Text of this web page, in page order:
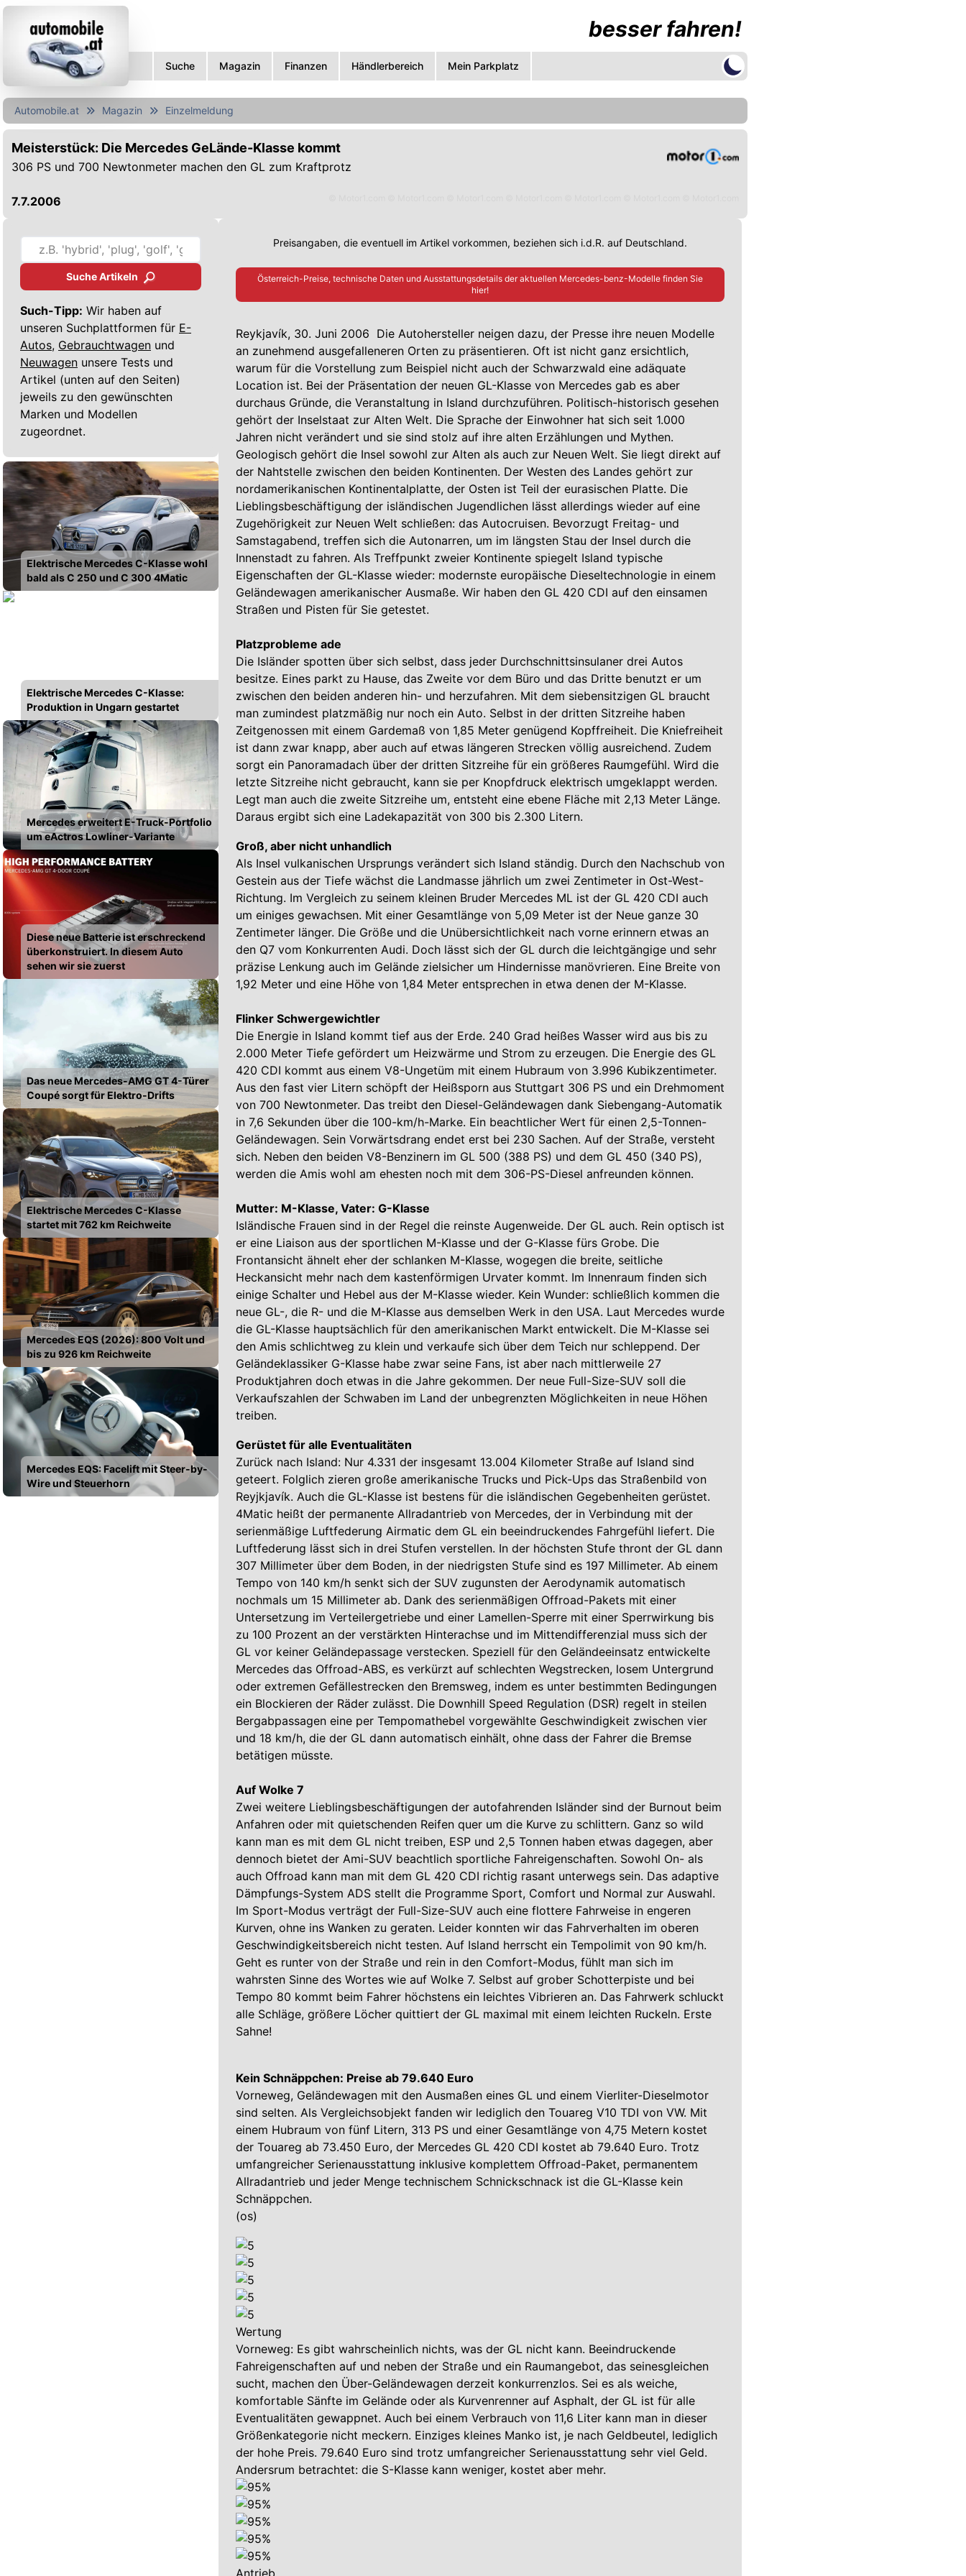
besser fahren!
Suche Magazin Finanzen Händlerbereich Mein Parkplatz
Automobile.at Magazin Einzelmeldung
Meisterstück: Die Mercedes GeLände-Klasse kommt
306 PS und 700 Newtonmeter machen den GL zum Kraftprotz
7.7.2006
Suche Artikeln
Such-Tipp: Wir haben auf
unseren Suchplattformen für E-
Autos, Gebrauchtwagen und
Neuwagen unsere Tests und
Artikel (unten auf den Seiten)
jeweils zu den gewünschten
Marken und Modellen
zugeordnet.
Elektrische Mercedes C-Klasse wohl
bald als C 250 und C 300 4Matic
Elektrische Mercedes C-Klasse:
Produktion in Ungarn gestartet
Mercedes erweitert E-Truck-Portfolio
um eActros Lowliner-Variante
Diese neue Batterie ist erschreckend
überkonstruiert. In diesem Auto
sehen wir sie zuerst
Das neue Mercedes-AMG GT 4-Türer
Coupé sorgt für Elektro-Drifts
Elektrische Mercedes C-Klasse
startet mit 762 km Reichweite
Mercedes EQS (2026): 800 Volt und
bis zu 926 km Reichweite
Mercedes EQS: Facelift mit Steer-by-
Wire und Steuerhorn
Preisangaben, die eventuell im Artikel vorkommen, beziehen sich i.d.R. auf Deutschland.
Österreich-Preise, technische Daten und Ausstattungsdetails der aktuellen Mercedes-benz-Modelle finden Sie
hier!
Reykjavík, 30. Juni 2006  Die Autohersteller neigen dazu, der Presse ihre neuen Modelle
an zunehmend ausgefalleneren Orten zu präsentieren. Oft ist nicht ganz ersichtlich,
warum für die Vorstellung zum Beispiel nicht auch der Schwarzwald eine adäquate
Location ist. Bei der Präsentation der neuen GL-Klasse von Mercedes gab es aber
durchaus Gründe, die Veranstaltung in Island durchzuführen. Politisch-historisch gesehen
gehört der Inselstaat zur Alten Welt. Die Sprache der Einwohner hat sich seit 1.000
Jahren nicht verändert und sie sind stolz auf ihre alten Erzählungen und Mythen.
Geologisch gehört die Insel sowohl zur Alten als auch zur Neuen Welt. Sie liegt direkt auf
der Nahtstelle zwischen den beiden Kontinenten. Der Westen des Landes gehört zur
nordamerikanischen Kontinentalplatte, der Osten ist Teil der eurasischen Platte. Die
Lieblingsbeschäftigung der isländischen Jugendlichen lässt allerdings wieder auf eine
Zugehörigkeit zur Neuen Welt schließen: das Autocruisen. Bevorzugt Freitag- und
Samstagabend, treffen sich die Autonarren, um im längsten Stau der Insel durch die
Innenstadt zu fahren. Als Treffpunkt zweier Kontinente spiegelt Island typische
Eigenschaften der GL-Klasse wieder: modernste europäische Dieseltechnologie in einem
Geländewagen amerikanischer Ausmaße. Wir haben den GL 420 CDI auf den einsamen
Straßen und Pisten für Sie getestet.
Platzprobleme ade
Die Isländer spotten über sich selbst, dass jeder Durchschnittsinsulaner drei Autos
besitze. Eines parkt zu Hause, das Zweite vor dem Büro und das Dritte benutzt er um
zwischen den beiden anderen hin- und herzufahren. Mit dem siebensitzigen GL braucht
man zumindest platzmäßig nur noch ein Auto. Selbst in der dritten Sitzreihe haben
Zeitgenossen mit einem Gardemaß von 1,85 Meter genügend Kopffreiheit. Die Kniefreiheit
ist dann zwar knapp, aber auch auf etwas längeren Strecken völlig ausreichend. Zudem
sorgt ein Panoramadach über der dritten Sitzreihe für ein größeres Raumgefühl. Wird die
letzte Sitzreihe nicht gebraucht, kann sie per Knopfdruck elektrisch umgeklappt werden.
Legt man auch die zweite Sitzreihe um, entsteht eine ebene Fläche mit 2,13 Meter Länge.
Daraus ergibt sich eine Ladekapazität von 300 bis 2.300 Litern.
Groß, aber nicht unhandlich
Als Insel vulkanischen Ursprungs verändert sich Island ständig. Durch den Nachschub von
Gestein aus der Tiefe wächst die Landmasse jährlich um zwei Zentimeter in Ost-West-
Richtung. Im Vergleich zu seinem kleinen Bruder Mercedes ML ist der GL 420 CDI auch
um einiges gewachsen. Mit einer Gesamtlänge von 5,09 Meter ist der Neue ganze 30
Zentimeter länger. Die Größe und die Unübersichtlichkeit nach vorne erinnern etwas an
den Q7 vom Konkurrenten Audi. Doch lässt sich der GL durch die leichtgängige und sehr
präzise Lenkung auch im Gelände zielsicher um Hindernisse manövrieren. Eine Breite von
1,92 Meter und eine Höhe von 1,84 Meter entsprechen in etwa denen der M-Klasse.
Flinker Schwergewichtler
Die Energie in Island kommt tief aus der Erde. 240 Grad heißes Wasser wird aus bis zu
2.000 Meter Tiefe gefördert um Heizwärme und Strom zu erzeugen. Die Energie des GL
420 CDI kommt aus einem V8-Ungetüm mit einem Hubraum von 3.996 Kubikzentimeter.
Aus den fast vier Litern schöpft der Heißsporn aus Stuttgart 306 PS und ein Drehmoment
von 700 Newtonmeter. Das treibt den Diesel-Geländewagen dank Siebengang-Automatik
in 7,6 Sekunden über die 100-km/h-Marke. Ein beachtlicher Wert für einen 2,5-Tonnen-
Geländewagen. Sein Vorwärtsdrang endet erst bei 230 Sachen. Auf der Straße, versteht
sich. Neben den beiden V8-Benzinern im GL 500 (388 PS) und dem GL 450 (340 PS),
werden die Amis wohl am ehesten noch mit dem 306-PS-Diesel anfreunden können.
Mutter: M-Klasse, Vater: G-Klasse
Isländische Frauen sind in der Regel die reinste Augenweide. Der GL auch. Rein optisch ist
er eine Liaison aus der sportlichen M-Klasse und der G-Klasse fürs Grobe. Die
Frontansicht ähnelt eher der schlanken M-Klasse, wogegen die breite, seitliche
Heckansicht mehr nach dem kastenförmigen Urvater kommt. Im Innenraum finden sich
einige Schalter und Hebel aus der M-Klasse wieder. Kein Wunder: schließlich kommen die
neue GL-, die R- und die M-Klasse aus demselben Werk in den USA. Laut Mercedes wurde
die GL-Klasse hauptsächlich für den amerikanischen Markt entwickelt. Die M-Klasse sei
den Amis schlichtweg zu klein und verkaufe sich über dem Teich nur schleppend. Der
Geländeklassiker G-Klasse habe zwar seine Fans, ist aber nach mittlerweile 27
Produktjahren doch etwas in die Jahre gekommen. Der neue Full-Size-SUV soll die
Verkaufszahlen der Schwaben im Land der unbegrenzten Möglichkeiten in neue Höhen
treiben.
Gerüstet für alle Eventualitäten
Zurück nach Island: Nur 4.331 der insgesamt 13.004 Kilometer Straße auf Island sind
geteert. Folglich zieren große amerikanische Trucks und Pick-Ups das Straßenbild von
Reyjkjavík. Auch die GL-Klasse ist bestens für die isländischen Gegebenheiten gerüstet.
4Matic heißt der permanente Allradantrieb von Mercedes, der in Verbindung mit der
serienmäßige Luftfederung Airmatic dem GL ein beeindruckendes Fahrgefühl liefert. Die
Luftfederung lässt sich in drei Stufen verstellen. In der höchsten Stufe thront der GL dann
307 Millimeter über dem Boden, in der niedrigsten Stufe sind es 197 Millimeter. Ab einem
Tempo von 140 km/h senkt sich der SUV zugunsten der Aerodynamik automatisch
nochmals um 15 Millimeter ab. Dank des serienmäßigen Offroad-Pakets mit einer
Untersetzung im Verteilergetriebe und einer Lamellen-Sperre mit einer Sperrwirkung bis
zu 100 Prozent an der verstärkten Hinterachse und im Mittendifferenzial muss sich der
GL vor keiner Geländepassage verstecken. Speziell für den Geländeeinsatz entwickelte
Mercedes das Offroad-ABS, es verkürzt auf schlechten Wegstrecken, losem Untergrund
oder extremen Gefällestrecken den Bremsweg, indem es unter bestimmten Bedingungen
ein Blockieren der Räder zulässt. Die Downhill Speed Regulation (DSR) regelt in steilen
Bergabpassagen eine per Tempomathebel vorgewählte Geschwindigkeit zwischen vier
und 18 km/h, die der GL dann automatisch einhält, ohne dass der Fahrer die Bremse
betätigen müsste.
Auf Wolke 7
Zwei weitere Lieblingsbeschäftigungen der autofahrenden Isländer sind der Burnout beim
Anfahren oder mit quietschenden Reifen quer um die Kurve zu schlittern. Ganz so wild
kann man es mit dem GL nicht treiben, ESP und 2,5 Tonnen haben etwas dagegen, aber
dennoch bietet der Ami-SUV beachtlich sportliche Fahreigenschaften. Sowohl On- als
auch Offroad kann man mit dem GL 420 CDI richtig rasant unterwegs sein. Das adaptive
Dämpfungs-System ADS stellt die Programme Sport, Comfort und Normal zur Auswahl.
Im Sport-Modus verträgt der Full-Size-SUV auch eine flottere Fahrweise in engeren
Kurven, ohne ins Wanken zu geraten. Leider konnten wir das Fahrverhalten im oberen
Geschwindigkeitsbereich nicht testen. Auf Island herrscht ein Tempolimit von 90 km/h.
Geht es runter von der Straße und rein in den Comfort-Modus, fühlt man sich im
wahrsten Sinne des Wortes wie auf Wolke 7. Selbst auf grober Schotterpiste und bei
Tempo 80 kommt beim Fahrer höchstens ein leichtes Vibrieren an. Das Fahrwerk schluckt
alle Schläge, größere Löcher quittiert der GL maximal mit einem leichten Ruckeln. Erste
Sahne!
Kein Schnäppchen: Preise ab 79.640 Euro
Vorneweg, Geländewagen mit den Ausmaßen eines GL und einem Vierliter-Dieselmotor
sind selten. Als Vergleichsobjekt fanden wir lediglich den Touareg V10 TDI von VW. Mit
einem Hubraum von fünf Litern, 313 PS und einer Gesamtlänge von 4,75 Metern kostet
der Touareg ab 73.450 Euro, der Mercedes GL 420 CDI kostet ab 79.640 Euro. Trotz
umfangreicher Serienausstattung inklusive komplettem Offroad-Paket, permanentem
Allradantrieb und jeder Menge technischem Schnickschnack ist die GL-Klasse kein
Schnäppchen.
(os)
Wertung
Vorneweg: Es gibt wahrscheinlich nichts, was der GL nicht kann. Beeindruckende
Fahreigenschaften auf und neben der Straße und ein Raumangebot, das seinesgleichen
sucht, machen den Über-Geländewagen derzeit konkurrenzlos. Sei es als weiche,
komfortable Sänfte im Gelände oder als Kurvenrenner auf Asphalt, der GL ist für alle
Eventualitäten gewappnet. Auch bei einem Verbrauch von 11,6 Liter kann man in dieser
Größenkategorie nicht meckern. Einziges kleines Manko ist, je nach Geldbeutel, lediglich
der hohe Preis. 79.640 Euro sind trotz umfangreicher Serienausstattung sehr viel Geld.
Andersrum betrachtet: die S-Klasse kann weniger, kostet aber mehr.
Antrieb